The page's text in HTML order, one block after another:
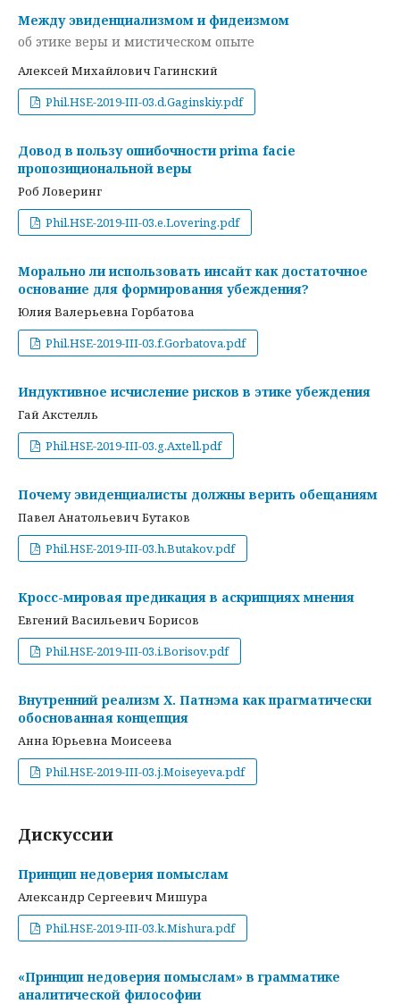
Между эвиденциализмом и фидеизмом
об этике веры и мистическом опыте
Алексей Михайлович Гагинский
Phil.HSE-2019-III-03.d.Gaginskiy.pdf
Довод в пользу ошибочности prima facie
пропозициональной веры
Роб Ловеринг
Phil.HSE-2019-III-03.e.Lovering.pdf
Морально ли использовать инсайт как достаточное
основание для формирования убеждения?
Юлия Валерьевна Горбатова
Phil.HSE-2019-III-03.f.Gorbatova.pdf
Индуктивное исчисление рисков в этике убеждения
Гай Акстелль
Phil.HSE-2019-III-03.g.Axtell.pdf
Почему эвиденциалисты должны верить обещаниям
Павел Анатольевич Бутаков
Phil.HSE-2019-III-03.h.Butakov.pdf
Кросс-мировая предикация в аскрипциях мнения
Евгений Васильевич Борисов
Phil.HSE-2019-III-03.i.Borisov.pdf
Внутренний реализм Х. Патнэма как прагматически
обоснованная концепция
Анна Юрьевна Моисеева
Phil.HSE-2019-III-03.j.Moiseyeva.pdf
Дискуссии
Принцип недоверия помыслам
Александр Сергеевич Мишура
Phil.HSE-2019-III-03.k.Mishura.pdf
«Принцип недоверия помыслам» в грамматике
аналитической философии